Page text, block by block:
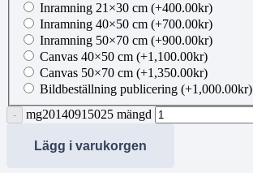
Inramning 21×30 cm (+400.00kr)
Inramning 40×50 cm (+700.00kr)
Inramning 50×70 cm (+900.00kr)
Canvas 40×50 cm (+1,100.00kr)
Canvas 50×70 cm (+1,350.00kr)
Bildbeställning publicering (+1,000.00kr)
mg20140915025 mängd
Lägg i varukorgen